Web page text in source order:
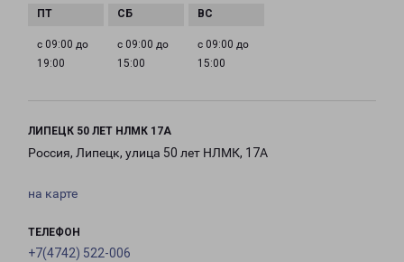
с 09:00 до
19:00
с 09:00 до
15:00
с 09:00 до
15:00
ЛИПЕЦК 50 ЛЕТ НЛМК 17А
Россия, Липецк, улица 50 лет НЛМК, 17А
на карте
ТЕЛЕФОН
+7(4742) 522-006